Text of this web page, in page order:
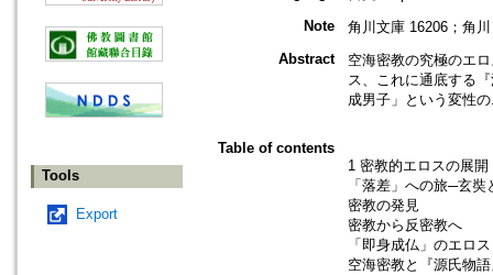
Tools
Export
Note
角川文庫 16206；角
Abstract
空海密教の究極のエ
ス、これに通底する
成男子」という変性
Table of contents
1 密教的エロスの展開
「落差」への旅─玄奘
密教の発見
密教から反密教へ
「即身成仏」のエロス
空海密教と『源氏物